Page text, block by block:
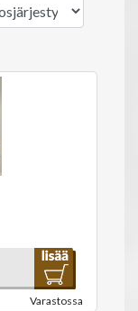
Varastossa